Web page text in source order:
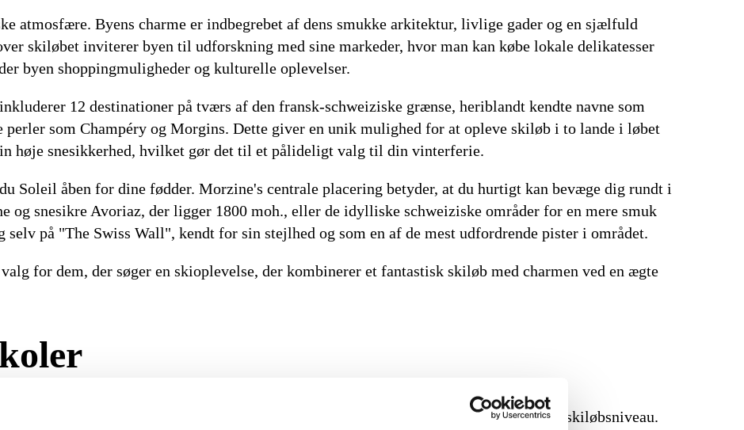
atmosfære. Byens charme er indbegrebet af dens smukke arkitektur, livlige gader og en sjælfuld
skiløbet inviterer byen til udforskning med sine markeder, hvor man kan købe lokale delikatesser
byen shoppingmuligheder og kulturelle oplevelser.
12 destinationer på tværs af den fransk-schweiziske grænse, heriblandt kendte navne som
perler som Champéry og Morgins. Dette giver en unik mulighed for at opleve skiløb i to lande i løbet
høje snesikkerhed, hvilket gør det til et pålideligt valg til din vinterferie.
Soleil åben for dine fødder. Morzine's centrale placering betyder, at du hurtigt kan bevæge dig rundt i
og snesikre Avoriaz, der ligger 1800 moh., eller de idylliske schweiziske områder for en mere smuk
selv på "The Swiss Wall", kendt for sin stejlhed og som en af de mest udfordrende pister i området.
for dem, der søger en skioplevelse, der kombinerer et fantastisk skiløb med charmen ved en ægte
der åbner døre til forskellige dele af skiområdet, alt afhængigt af dine behov og skiløbsniveau.